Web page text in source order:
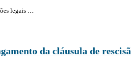
legais …
da cláusula de